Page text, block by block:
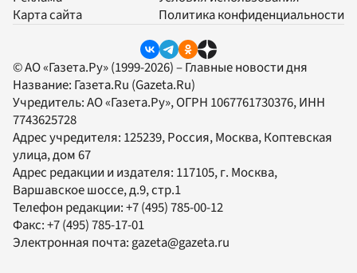
Карта сайта
Политика конфиденциальности
© АО «Газета.Ру» (1999-2026) – Главные новости дня
Название: Газета.Ru (Gazeta.Ru)
Учредитель:АО «Газета.Ру», ОГРН 1067761730376, ИНН
7743625728
Адрес учредителя: 125239, Россия, Москва, Коптевская
улица, дом 67
Адрес редакции и издателя: 117105, г. Москва,
Варшавское шоссе, д.9, стр.1
Телефон редакции:+7 (495) 785-00-12
Факс:+7 (495) 785-17-01
Электронная почта:gazeta@gazeta.ru